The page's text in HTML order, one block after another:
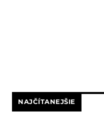
NAJČÍTANEJŠIE